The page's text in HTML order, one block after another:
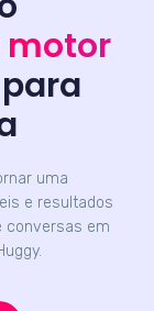
motor
para
uma
e resultados
conversas em